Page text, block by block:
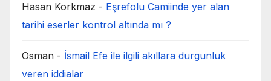
Hasan Korkmaz - Eşrefolu Camiinde yer alan
tarihi eserler kontrol altında mı ?
Osman - İsmail Efe ile ilgili akıllara durgunluk
veren iddialar